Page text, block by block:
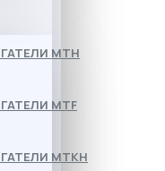
МТН
MTF
МТКН